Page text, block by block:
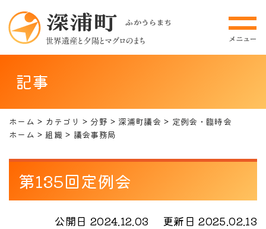
記事
ホーム カテゴリ 分野 深浦町議会
定例会・臨時会
ホーム
組織 議会事務局
第135回定例会
公開日 2024.12.03
更新日 2025.02.13